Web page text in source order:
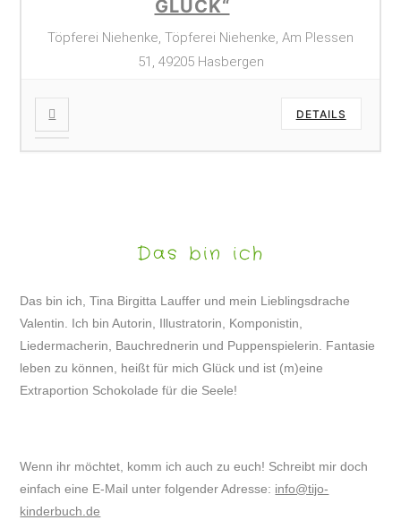
GLÜCK“
Töpferei Niehenke, Töpferei Niehenke, Am Plessen
51, 49205 Hasbergen
DETAILS
Das bin ich
Das bin ich, Tina Birgitta Lauffer und mein Lieblingsdrache
Valentin. Ich bin Autorin, Illustratorin, Komponistin,
Liedermacherin, Bauchrednerin und Puppenspielerin. Fantasie
leben zu können, heißt für mich Glück und ist (m)eine
Extraportion Schokolade für die Seele!
Wenn ihr möchtet, komm ich auch zu euch! Schreibt mir doch
einfach eine E-Mail unter folgender Adresse: info@tijo-
kinderbuch.de